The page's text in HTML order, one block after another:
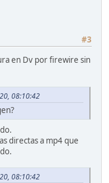
#3
en Dv por firewire sin
08:10:42
directas a mp4 que
08:10:42